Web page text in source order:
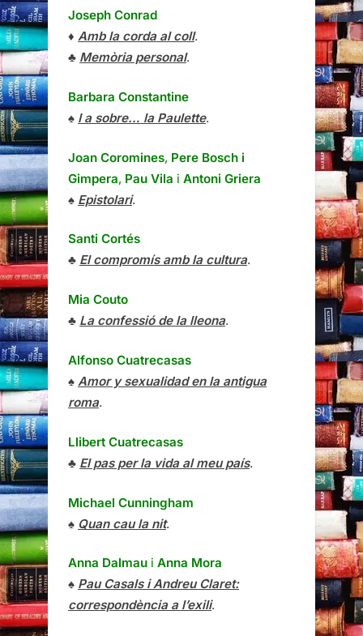
Joseph Conrad
♦ Amb la corda al coll.
♣ Memòria personal.
Barbara Constantine
♠ I a sobre… la Paulette.
Joan Coromines, Pere Bosch i
Gimpera, Pau Vila i Antoni Griera
♠ Epistolari.
Santi Cortés
♣ El compromís amb la cultura.
Mia Couto
♣ La confessió de la lleona.
Alfonso Cuatrecasas
♠ Amor y sexualidad en la antigua
roma.
Llibert Cuatrecasas
♣ El pas per la vida al meu país.
Michael Cunningham
♠ Quan cau la nit.
Anna Dalmau i Anna Mora
♠ Pau Casals i Andreu Claret:
correspondència a l’exili.